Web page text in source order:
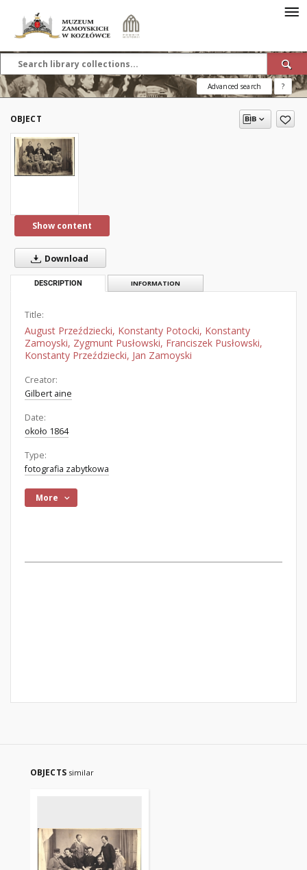
Advanced search ?
OBJECT
Show content
Download
DESCRIPTION INFORMATION
Title:
August Przeździecki, Konstanty Potocki, Konstanty
Zamoyski, Zygmunt Pusłowski, Franciszek Pusłowski,
Konstanty Przeździecki, Jan Zamoyski
Creator:
Gilbert aine
Date:
około 1864
Type:
fotografia zabytkowa
More
OBJECTS similar